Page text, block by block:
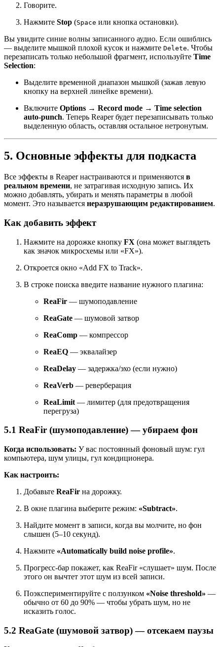
Говорите.
Нажмите Stop (Space или кнопка остановки).
Вы увидите синие волны записанного аудио. Если ошиблись
— выделите мышкой плохой кусок и нажмите Delete. Чтобы
перезаписать только небольшой фрагмент, используйте Time
Selection:
Выделите временной диапазон мышкой (зажав левую
кнопку на верхней линейке времени).
Включите Options → Record mode → Time selection
auto-punch. Теперь Reaper будет перезаписывать только
выделенную область, оставляя остальное нетронутым.
5. Основные эффекты для подкаста
Все эффекты в Reaper настраиваются и применяются в
реальном времени, не затрагивая исходную запись. Их
можно добавлять, убирать и менять параметры в любой
момент. Это называется неразрушающим редактированием.
Как добавить эффект
Нажмите на дорожке кнопку FX (она может выглядеть
как значок микросхемы или «FX»).
Откроется окно «Add FX to Track».
В строке поиска введите название нужного плагина:
ReaFir — шумоподавление
ReaGate — шумовой затвор
ReaComp — компрессор
ReaEQ — эквалайзер
ReaDelay — задержка/эхо (если нужно)
ReaVerb — реверберация
ReaLimit — лимитер (для предотвращения
перегруза)
5.1 ReaFir (шумоподавление) — убираем фон
Когда использовать: У вас постоянный фоновый шум: гул
компьютера, шум улицы, гул кондиционера.
Как настроить:
Добавьте ReaFir на дорожку.
В окне плагина выберите режим: «Subtract».
Найдите момент в записи, когда вы молчите, но фон
слышен (5–10 секунд).
Нажмите «Automatically build noise profile».
Прогресс-бар покажет, как ReaFir «слушает» шум. После
этого он вычтет этот шум из всей записи.
Поэкспериментируйте с ползунком «Noise threshold» —
обычно от 60 до 90% — чтобы убрать шум, но не
исказить голос.
5.2 ReaGate (шумовой затвор) — отсекаем паузы